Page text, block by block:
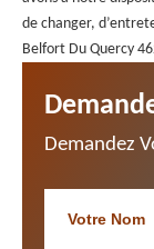
de changer,
Belfort Du Quercy
Demandez